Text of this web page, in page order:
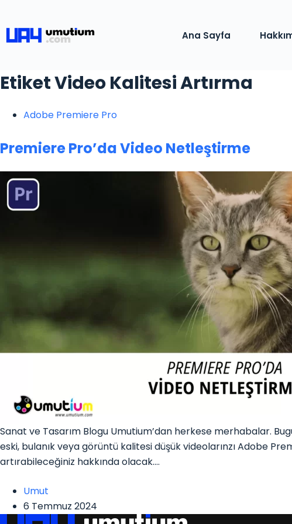
Ana Sayfa
EtiketVideo Kalitesi Artırma
Adobe Premiere Pro
Premiere Pro’da Video Netleştirme
Sanat ve Tasarım Blogu Umutium’dan herkese merhabalar.
eski, bulanık veya görüntü kalitesi düşük videolarınzı Adobe
artırabileceğiniz hakkında olacak.…
Umut
6 Temmuz 2024